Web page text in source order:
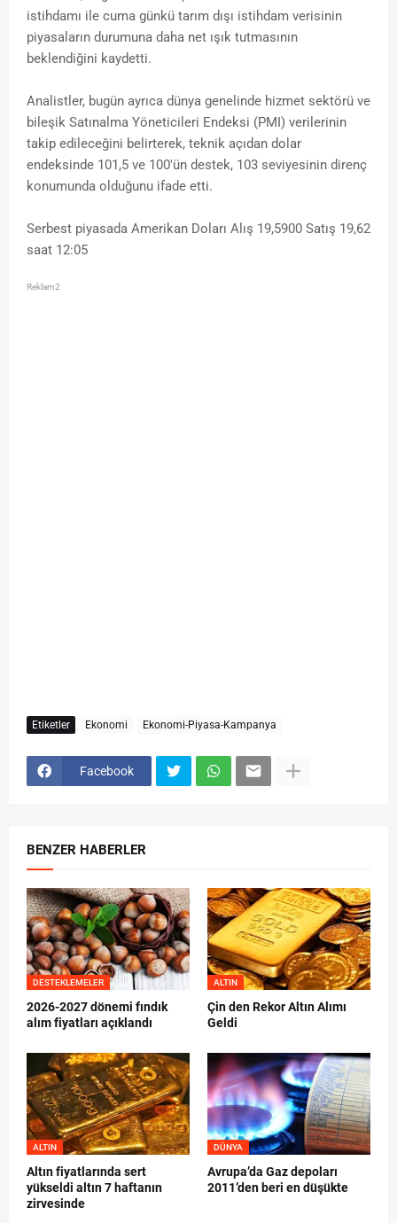
istihdamı ile cuma günkü tarım dışı istihdam verisinin
piyasaların durumuna daha net ışık tutmasının
beklendiğini kaydetti.
Analistler, bugün ayrıca dünya genelinde hizmet sektörü ve
bileşik Satınalma Yöneticileri Endeksi (PMI) verilerinin
takip edileceğini belirterek, teknik açıdan dolar
endeksinde 101,5 ve 100'ün destek, 103 seviyesinin direnç
konumunda olduğunu ifade etti.
Serbest piyasada Amerikan Doları Alış 19,5900 Satış 19,62
saat 12:05
Reklam2
Etiketler Ekonomi Ekonomi-Piyasa-Kampanya
Facebook
BENZER HABERLER
DESTEKLEMELER
2026-2027 dönemi fındık
alım fiyatları açıklandı
ALTIN
Çin den Rekor Altın Alımı
Geldi
ALTIN
Altın fiyatlarında sert
yükseldi altın 7 haftanın
zirvesinde
DÜNYA
Avrupa’da Gaz depoları
2011’den beri en düşükte